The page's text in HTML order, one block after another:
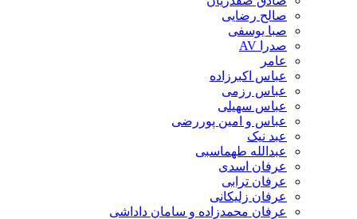
صالح رضایی
صبا یوسفی
صدرا AV
عامر
عباس اکبرزاده
عباس رزمی
عباس سهیلی
عباس و امین پوررضی
عبد نیک
عبدالله طهماسبی‎
عرفان اسدی
عرفان ترابی
عرفان زلیکانی
عرفان محمدزاده و سامان داداشی